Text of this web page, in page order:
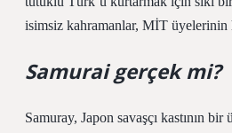
isimsiz kahramanlar, MİT üyelerinin
Samurai gerçek mi?
Samuray, Japon savaşçı kastının